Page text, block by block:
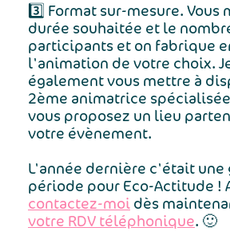
3️⃣ Format sur-mesure. Vous
durée souhaitée et le
participants et on fabrique
l'animation de votre choix.
également vous mettre à
2ème animatrice
vous proposez un lieu
votre évènement.
L'année dernière c'était une
période pour Eco-Actitude !
contactez-moi dès
votre RDV téléphonique. 🙂